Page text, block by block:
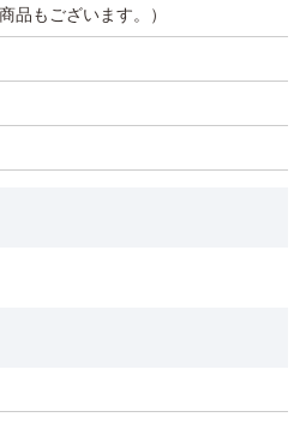
品もございます。）